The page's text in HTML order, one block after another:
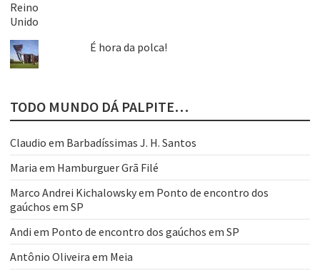
É hora da polca!
TODO MUNDO DÁ PALPITE…
Claudio em Barbadíssimas J. H. Santos
Maria em Hamburguer Grã Filé
Marco Andrei Kichalowskyem Ponto de encontro dos
gaúchos em SP
Andi em Ponto de encontro dos gaúchos em SP
Antônio Oliveira em Meia